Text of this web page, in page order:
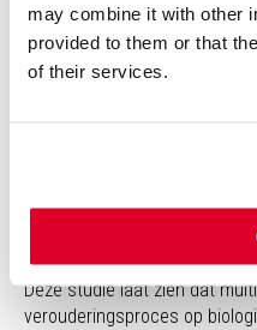
may combine it with other
provided to them or that
of their services.
Voor de andere klokken
gevonden, al bleef de
interventiegroep stabiel
versnelde biologische
Praktische implicaties
Deze studie laat zien dat
verouderingsproces op